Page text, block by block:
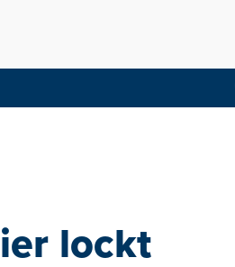
lockt